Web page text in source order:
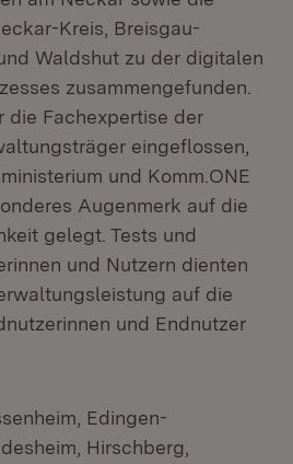
Kreis, Breisgau-
Waldshut zu der digitalen
zusammengefunden.
die Fachexpertise der
eingeflossen,
und Komm.ONE
Augenmerk auf die
gelegt. Tests und
und Nutzern dienten
auf die
und Endnutzer
Edingen-
Hirschberg,